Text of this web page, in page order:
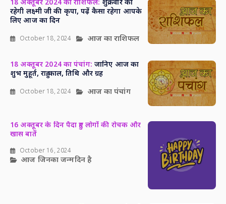
18 अक्तूबर 2024 का राशिफल: शुक्रवार को
रहेगी लक्ष्मी जी की कृपा, पढ़ें कैसा रहेगा आपके
लिए आज का दिन
October 18, 2024 आज का राशिफल
18 अक्तूबर 2024 का पंचांग: जानिए आज का
शुभ मुहूर्त, राहु काल, तिथि और ग्रह
October 18, 2024 आज का पंचांग
16 अक्तूबर के दिन पैदा हुए लोगों की रोचक और
खास बातें
October 16, 2024
आज जिनका जन्मदिन है